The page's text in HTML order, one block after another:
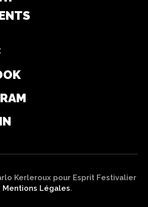
Kerleroux pour Esprit Festivalier
Mentions Légales.